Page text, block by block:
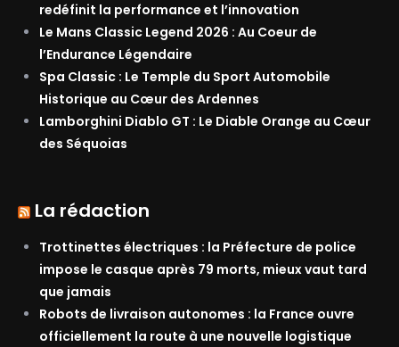
redéfinit la performance et l’innovation
Le Mans Classic Legend 2026 : Au Coeur de
l’Endurance Légendaire
Spa Classic : Le Temple du Sport Automobile
Historique au Cœur des Ardennes
Lamborghini Diablo GT : Le Diable Orange au Cœur
des Séquoias
La rédaction
Trottinettes électriques : la Préfecture de police
impose le casque après 79 morts, mieux vaut tard
que jamais
Robots de livraison autonomes : la France ouvre
officiellement la route à une nouvelle logistique